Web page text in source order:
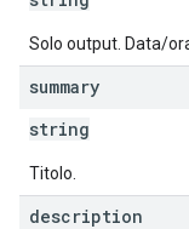
Solo output. Data/
summary
string
Titolo.
description